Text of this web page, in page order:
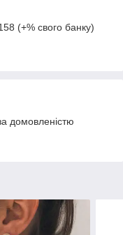
(+% свого банку)
домовленістю